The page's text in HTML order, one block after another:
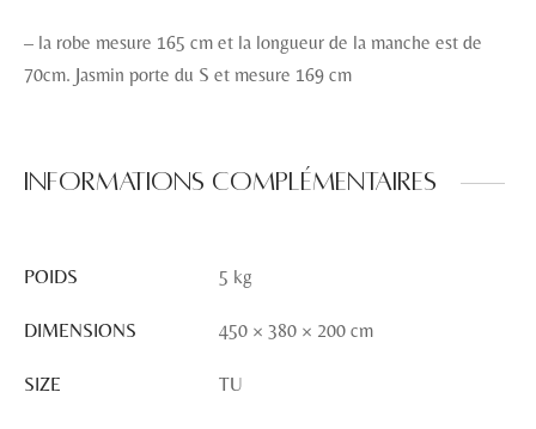
– la robe mesure 165 cm et la longueur de la manche est de
70cm. Jasmin porte du S et mesure 169 cm
Informations complémentaires
POIDS 5 kg
DIMENSIONS 450 × 380 × 200 cm
SIZE TU